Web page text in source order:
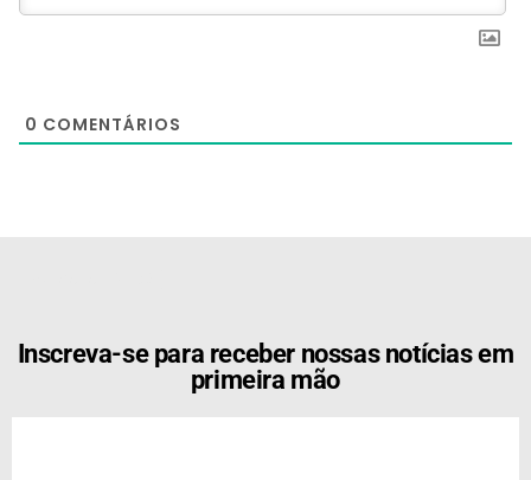
0 COMENTÁRIOS
Inscreva-se para receber nossas notícias em
primeira mão